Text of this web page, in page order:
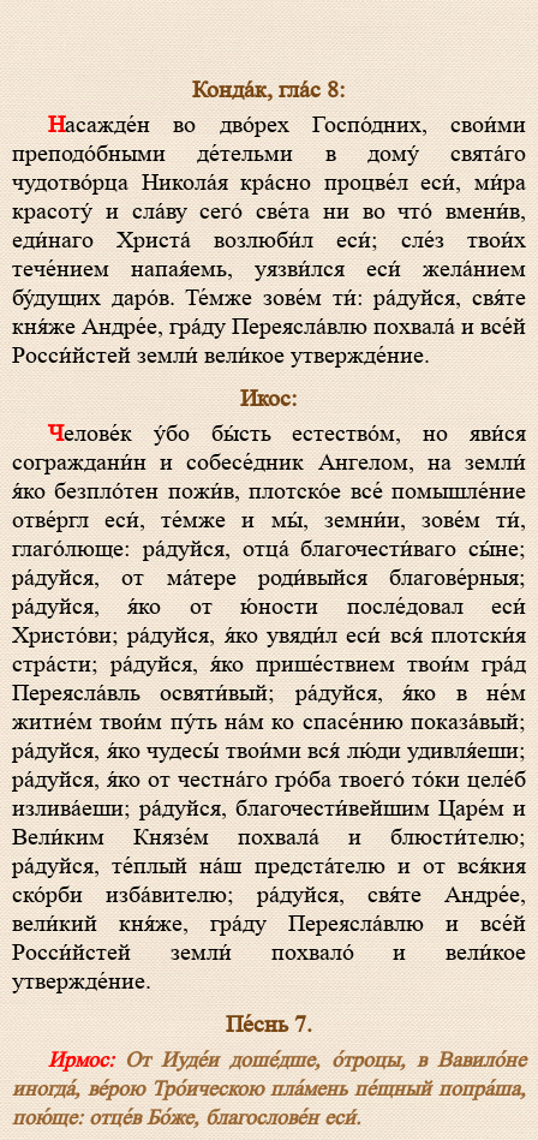
Конда́к, гла́с 8:
Насажде́н во дво́рех Госпо́дних, свои́ми
преподо́бными де́тельми в дому́ свята́го
чудотво́рца Никола́я кра́сно процве́л еси́, ми́ра
красоту́ и сла́ву сего́ све́та ни во что́ вмени́в,
еди́наго Христа́ возлюби́л еси́; сле́з твои́х
тече́нием напая́емь, уязви́лся еси́ жела́нием
бу́дущих даро́в. Те́мже зове́м ти́: ра́дуйся, свя́те
кня́же Андре́е, гра́ду Переясла́влю похвала́ и все́й
Росси́йстей земли́ вели́кое утвержде́ние.
Икос:
Челове́к у́бо бы́сть естество́м, но яви́ся
сограждани́н и собесе́дник Ангелом, на земли́
я́ко безпло́тен пожи́в, плотско́е все́ помышле́ние
отве́ргл еси́, те́мже и мы́, земни́и, зове́м ти́,
глаго́люще: ра́дуйся, отца́ благочести́ваго сы́не;
ра́дуйся, от ма́тере роди́выйся благове́рныя;
ра́дуйся, я́ко от ю́ности после́довал еси́
Христо́ви; ра́дуйся, я́ко увяди́л еси́ вся́ плотски́я
стра́сти; ра́дуйся, я́ко прише́ствием твои́м гра́д
Переясла́вль освяти́вый; ра́дуйся, я́ко в не́м
житие́м твои́м пу́ть на́м ко спасе́нию показа́вый;
ра́дуйся, я́ко чудесы́ твои́ми вся́ лю́ди удивля́еши;
ра́дуйся, я́ко от честна́го гро́ба твоего́ то́ки целе́б
излива́еши; ра́дуйся, благочести́вейшим Царе́м и
Вели́ким Князе́м похвала́ и блюсти́телю;
ра́дуйся, те́плый на́ш предста́телю и от вся́кия
ско́рби изба́вителю; ра́дуйся, свя́те Андре́е,
вели́кий кня́же, гра́ду Переясла́влю и все́й
Росси́йстей земли́ похвало́ и вели́кое
утвержде́ние.
Пе́снь 7.
Ирмос:От Иуде́и доше́дше, о́троцы, в Вавило́не
иногда́, ве́рою Тро́ическою пла́мень пе́щный попра́ша,
пою́ще: отце́в Бо́же, благослове́н еси́.